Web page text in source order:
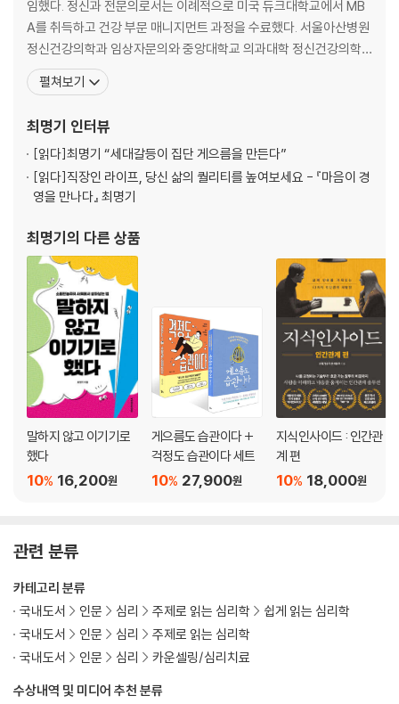
… 특별한 이유 없이 종종 불안한 사람
자꾸 최악의 상황을 상상하게 돼요 | 상황의 이유를 찾아보는 귀인 이론 |
불운을 부검하고 걱정을 해부하자
심하게 눈치 보는 사람들의 비밀 | 다 무시하고 그냥 눈을 감아야 할 때
… 자신감이 부족하고 쉽게 위축되는 사람
자신감이 없으면 민감해진다 | 자신감을 키우는 네 가지 방법
… 욕망을 잘 절제하지 못하는 사람
괜찮다, 인정하고 공표하라 | 공표하기 전에 적절한 대상부터 찾자 | 중요
한 것은 포기하지 않는 마음
2단계_ 일상 속의 작은 노력
“내 머릿속 근심 걱정, 무엇으로 쫓아낼까?”
… 걱정을 키우는 악순환을 끊어라
저와 한번 내기를 해보시겠습니까? | 근심의 꼬리를 자르는 조금 비겁한
방법
… 내 감정의 주인이 되는 감정 일지를 쓰자
… 비밀을 없애거나, 토로할 구멍을 뚫거나
불안한 걸 알면서도 우리가 비밀을 만드는 이유 | 누구에게, 어떻게 털어놓
을까
… 나는 나, 너는 너의 영역 지키기
당신의 자아 경계선은 어떤 모양인가 | 더 선명하고 유연한 자아 경계선을
위하여
임했다. 정신과 전문의로서는 이례적으로 미국 듀크대학교에서 MB
A를 취득하고 건강 부문 매니지먼트 과정을 수료했다. 서울아산병원
정신건강의학과 임상자문의와 중앙대학교 의과대학 정신건강의학
교실 외래교수며, 현재 최명기정신건강의학과 원장과 청담하버드심
리센터 연구소장으로 활동하고 있다. 언제나 대중에게 적극적으로 정
〈그것이 알고 싶다〉〈동상이몽 2〉 등 다양한 방송 프로그램에 출연해
펼쳐보기
최명기 인터뷰
[읽다]최명기 “세대갈등이 집단 게으름을 만든다”
[읽다]직장인 라이프, 당신 삶의 퀄리티를 높여보세요 - 『마음이 경
영을 만나다』 최명기
최명기 의 다른 상품
말하지 않고 이기기로
했다
16,200원
10%
게으름도 습관이다 +
걱정도 습관이다 세트
27,900원
10%
지식인사이드 : 인간관
계 편
18,000원
10%
관련 분류
수상내역 및 미디어 추천 분류
카테고리 분류
국내도서
인문 심리 주제로 읽는 심리학
쉽게 읽는 심리학
국내도서
인문 심리
주제로 읽는 심리학
국내도서
인문 심리 카운셀링/심리치료